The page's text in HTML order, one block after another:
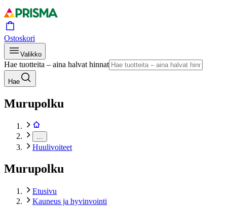
Ostoskori
Valikko
Hae tuotteita – aina halvat hinnat
Hae
Murupolku
Huulivoiteet
Murupolku
Etusivu
Kauneus ja hyvinvointi